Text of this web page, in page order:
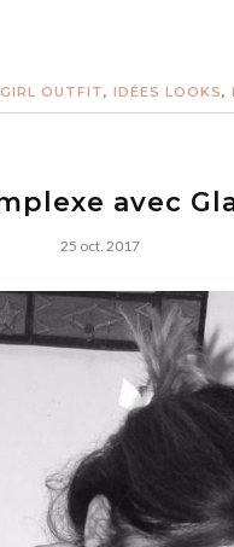
GIRL OUTFIT, IDÉES LOOKS,
avec
25 oct. 2017